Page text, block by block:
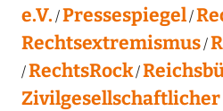
e.V. Pressespiegel
Rechtsextremismus
RechtsRock
Zivilgesellschaftlicher